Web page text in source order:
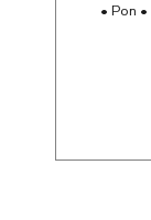
• Pon •